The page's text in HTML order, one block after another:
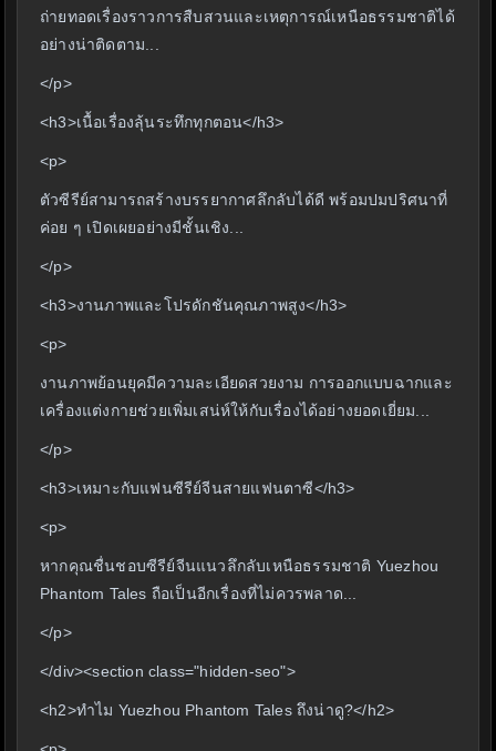
ถ่ายทอดเรื่องราวการสืบสวนและเหตุการณ์เหนือธรรมชาติได้
อย่างน่าติดตาม...
</p>
<h3>เนื้อเรื่องลุ้นระทึกทุกตอน</h3>
<p>
ตัวซีรีย์สามารถสร้างบรรยากาศลึกลับได้ดี พร้อมปมปริศนาที่
ค่อย ๆ เปิดเผยอย่างมีชั้นเชิง...
</p>
<h3>งานภาพและโปรดักชันคุณภาพสูง</h3>
<p>
งานภาพย้อนยุคมีความละเอียดสวยงาม การออกแบบฉากและ
เครื่องแต่งกายช่วยเพิ่มเสน่ห์ให้กับเรื่องได้อย่างยอดเยี่ยม...
</p>
<h3>เหมาะกับแฟนซีรีย์จีนสายแฟนตาซี</h3>
<p>
หากคุณชื่นชอบซีรีย์จีนแนวลึกลับเหนือธรรมชาติ Yuezhou
Phantom Tales ถือเป็นอีกเรื่องที่ไม่ควรพลาด...
</p>
</div><section class="hidden-seo">
<h2>ทำไม Yuezhou Phantom Tales ถึงน่าดู?</h2>